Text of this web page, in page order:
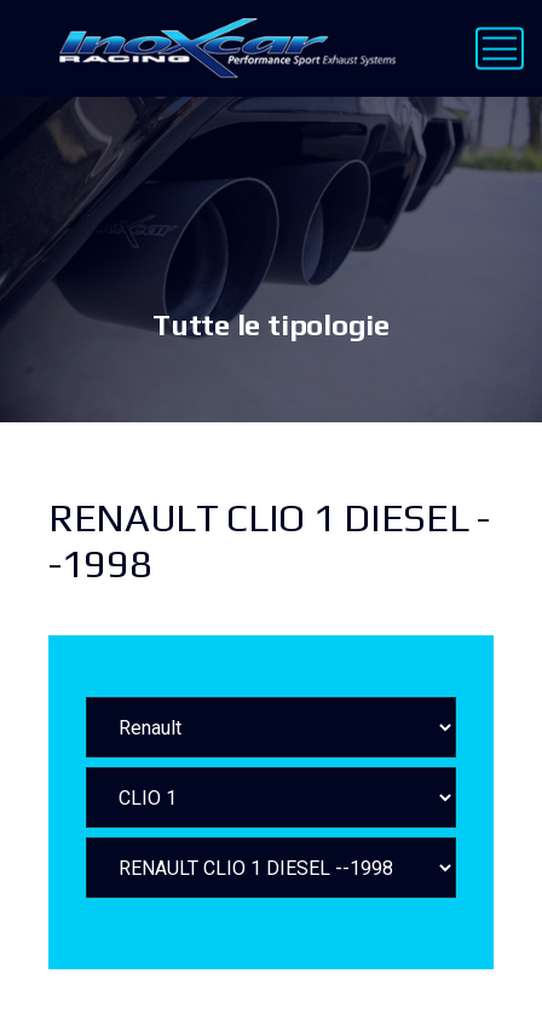
Tutte le tipologie
RENAULT CLIO 1 DIESEL -
-1998